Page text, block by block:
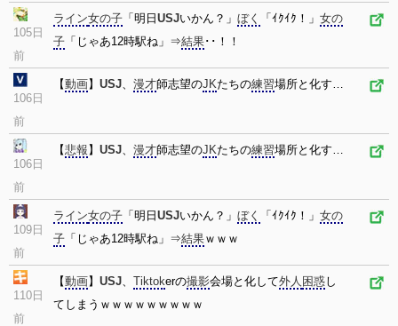
105日
前
ライン女の子 「明日 USJいかん？」 ぼく 「ｲｸｲｸ！」 女の
子 「じゃあ12時駅ね」⇒結果･･！！
106日
前
【動画】 USJ、 漫才師志望のJKたちの練習場所と化す…
106日
前
【悲報 】 USJ、 漫才師志望のJKたちの練習場所と化す…
109日
前
ライン女の子 「明日 USJいかん？」 ぼく 「ｲｸｲｸ！」 女の
子 「じゃあ12時駅ね」⇒結果ｗｗｗ
110日
前
【動画】 USJ、 Tiktokerの撮影会場と化して外人 困惑し
てしまうｗｗｗｗｗｗｗｗｗ